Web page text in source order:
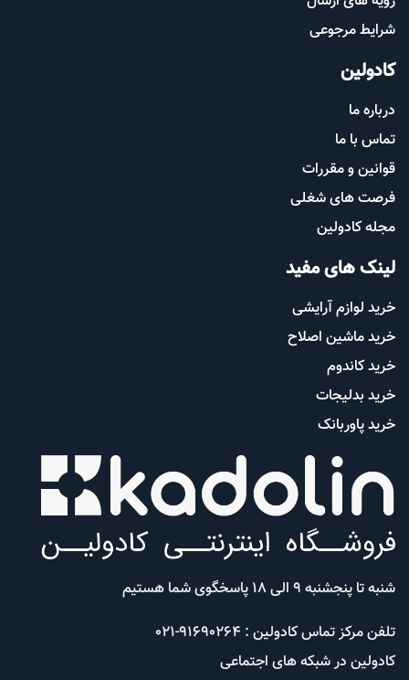
شرایط مرجوعی
کادولین
درباره ما
تماس با ما
قوانین و مقررات
فرصت های شغلی
مجله کادولین
لینک های مفید
خرید لوازم آرایشی
خرید ماشین اصلاح
خرید کاندوم
خرید بدلیجات
خرید پاوربانک
شنبه تا پنجشنبه 9 الی 18 پاسخگوی شما هستیم
تلفن مرکز تماس کادولین : 91690264-021
کادولین در شبکه های اجتماعی